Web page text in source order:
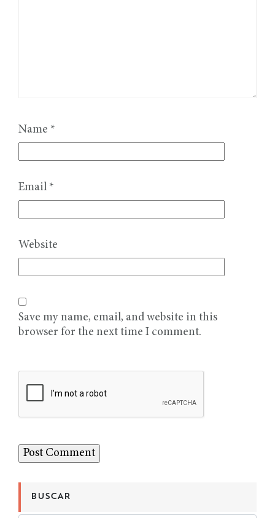
Name *
Email *
Website
Save my name, email, and website in this
browser for the next time I comment.
BUSCAR